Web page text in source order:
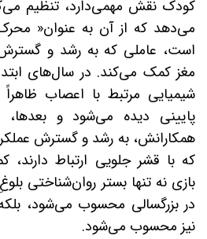
کودک نقش مهمی‌دارد، تنظیم
می‌دهد که از آن به عنوان«
است، عاملی که به رشد و
مغز کمک می‌کند. در سال‌های
شیمیایی مرتبط با اعصاب
پایینی دیده می‌شود و
همکارانش، به رشد و گسترش
که با قشر جلویی ارتباط دارند،
بازی نه تنها بستر روان‌شناختی
در بزرگسالی محسوب می‌شود، بلکه
نیز محسوب می‌شود.